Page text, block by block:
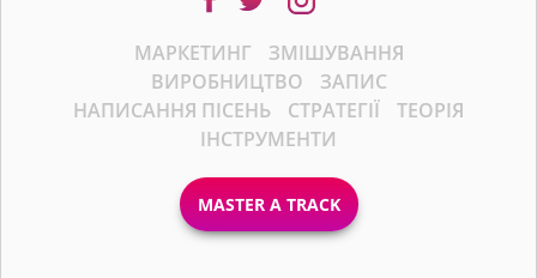
МАРКЕТИНГ
ЗМІШУВАННЯ
ВИРОБНИЦТВО
ЗАПИС
НАПИСАННЯ ПІСЕНЬ
СТРАТЕГІЇ
ТЕОРІЯ
ІНСТРУМЕНТИ
MASTER A TRACK